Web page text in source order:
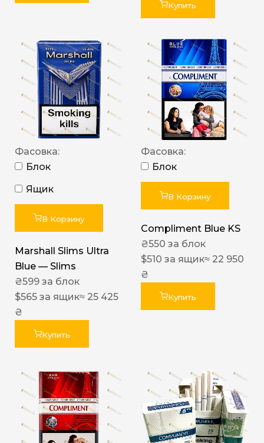
Купить
Фасовка:
Блок
Ящик
В Корзину
Marshall Slims Ultra
Blue — Slims
₴599 за блок
$565 за ящик≈ 25 425
₴
Купить
Фасовка:
Блок
В Корзину
Compliment Blue KS
₴550 за блок
$510 за ящик≈ 22 950
₴
Купить